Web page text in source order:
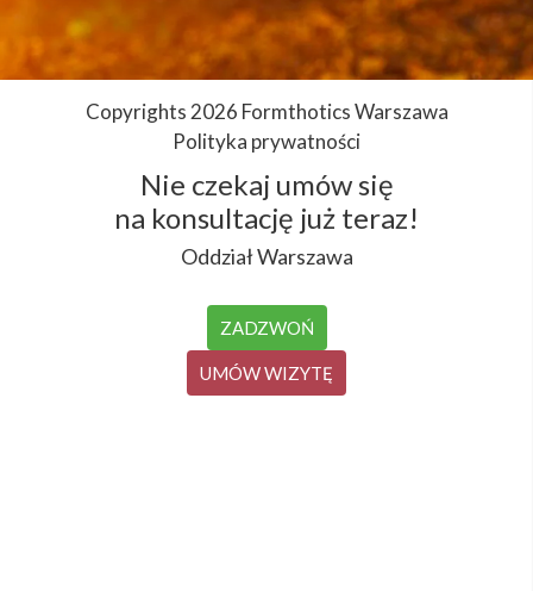
Copyrights 2026 Formthotics Warszawa
Polityka prywatności
Nie czekaj umów się
na konsultację już teraz!
Oddział Warszawa
ZADZWOŃ
UMÓW WIZYTĘ